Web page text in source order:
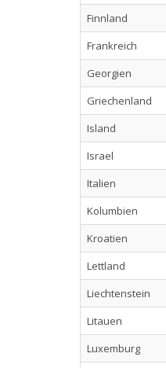
Finnland
Frankreich
Georgien
Griechenland
Island
Israel
Italien
Kolumbien
Kroatien
Lettland
Liechtenstein
Litauen
Luxemburg